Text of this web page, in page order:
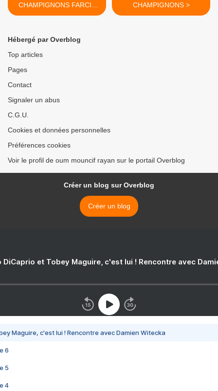
CHAMPIGNONS FARCIS
GRATINÉS
CHAMPIGNONS >
Hébergé par Overblog
Top articles
Pages
Contact
Signaler un abus
C.G.U.
Cookies et données personnelles
Préférences cookies
Voir le profil de oum mouncif rayan sur le portail Overblog
Créer un blog sur Overblog
Créer un blog
DiCaprio et Tobey Maguire, c'est lui ! Rencontre avec
Maguire, c'est lui ! Rencontre avec Damien Witecka
6
5
4